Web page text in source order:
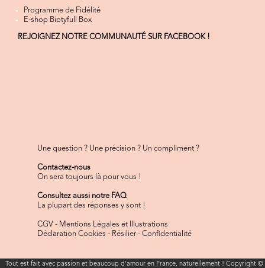
Programme de Fidélité
E-shop Biotyfull Box
REJOIGNEZ NOTRE COMMUNAUTÉ SUR FACEBOOK !
Une question ? Une précision ? Un compliment ?
Contactez-nous
On sera toujours là pour vous !
Consultez aussi notre FAQ
La plupart des réponses y sont !
CGV - Mentions Légales et Illustrations
Déclaration Cookies - Résilier- Confidentialité
Tout est fait avec passion et beaucoup d'amour en France, naturellement ! Copyright ©